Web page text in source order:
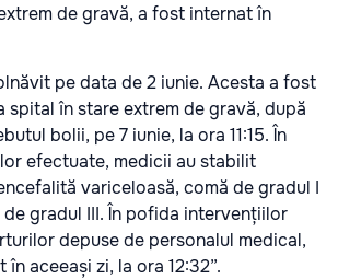
de gravă, a fost internat în
pe data de 2 iunie. Acesta a fost
spital în stare extrem de gravă, după
bolii, pe 7 iunie, la ora 11:15. În
efectuate, medicii au stabilit
variceloasă, comă de gradul I
gradul III. În pofida intervențiilor
depuse de personalul medical,
aceeași zi, la ora 12:32”.